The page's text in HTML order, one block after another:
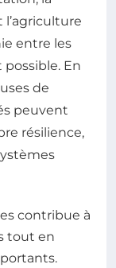
entre les
En
de
peuvent
résilience,
contribue à
tout en